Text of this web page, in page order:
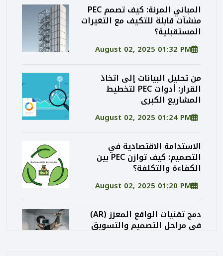
المباني المرنة: كيف تصمم PEC
منشآت قابلة للتكيف مع التغيرات
المستقبلية؟
August 02, 2025 01:32 PM
من تحليل البيانات إلى اتخاذ
القرار: أدوات PEC لتخطيط
المشاريع الكبرى
August 02, 2025 01:24 PM
الاستدامة الاقتصادية في
التصميم: كيف توازن PEC بين
الكفاءة والتكلفة؟
August 02, 2025 01:20 PM
دمج تقنيات الواقع المعزز (AR)
في مراحل التصميم والتسويق